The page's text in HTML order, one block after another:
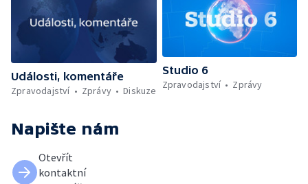
Události, komentáře
Zpravodajství
Zprávy Diskuze
Studio 6
Zpravodajství
Zprávy
Napište nám
Otevřít
kontaktní